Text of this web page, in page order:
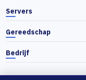
Servers
Gereedschap
Bedrijf